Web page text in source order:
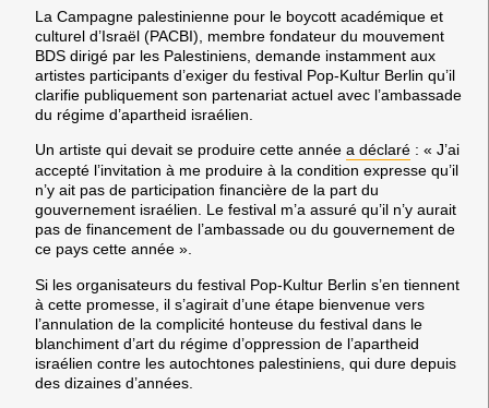
La Campagne palestinienne pour le boycott académique et
culturel d’Israël (PACBI), membre fondateur du mouvement
BDS dirigé par les Palestiniens, demande instamment aux
artistes participants d’exiger du festival Pop-Kultur Berlin qu’il
clarifie publiquement son partenariat actuel avec l’ambassade
du régime d’apartheid israélien.
Un artiste qui devait se produire cette année a déclaré : « J’ai
accepté l’invitation à me produire à la condition expresse qu’il
n’y ait pas de participation financière de la part du
gouvernement israélien. Le festival m’a assuré qu’il n’y aurait
pas de financement de l’ambassade ou du gouvernement de
ce pays cette année ».
Si les organisateurs du festival Pop-Kultur Berlin s’en tiennent
à cette promesse, il s’agirait d’une étape bienvenue vers
l’annulation de la complicité honteuse du festival dans le
blanchiment d’art du régime d’oppression de l’apartheid
israélien contre les autochtones palestiniens, qui dure depuis
des dizaines d’années.